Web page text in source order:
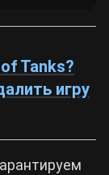
Tanks?
игру